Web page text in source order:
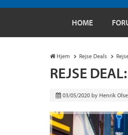
HOME
Hjem Rejse Deals
REJSE
03/05/2020 by Henrik